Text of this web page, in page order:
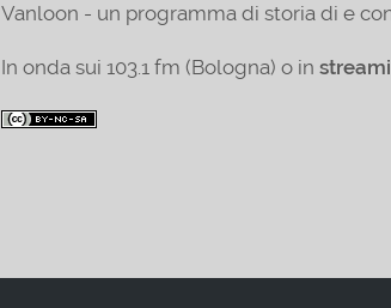
Vanloon - un programma di storia di e
In onda sui 103.1 fm (Bologna) o in